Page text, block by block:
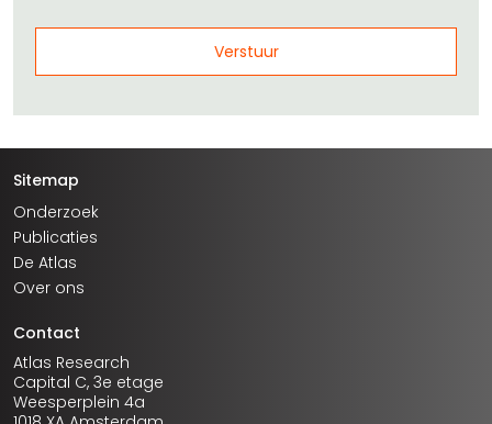
Sitemap
Onderzoek
Publicaties
De Atlas
Over ons
Contact
Atlas Research
Capital C, 3e etage
Weesperplein 4a